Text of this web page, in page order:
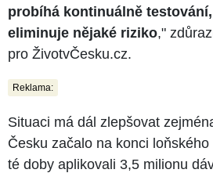
probíhá kontinuálně
eliminuje nějaké riziko,"
pro ŽivotvČesku.cz.
Reklama:
Situaci má dál zlepšovat
Česku začalo na konci
té doby aplikovali 3,5 milionu